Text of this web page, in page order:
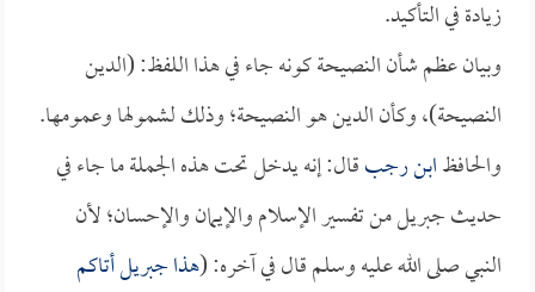
زيادة في التأكيد.
وبيان عظم شأن النصيحة كونه جاء في هذا اللفظ: (الدين
النصيحة)، وكأن الدين هو النصيحة؛ وذلك لشمولها وعمومها.
والحافظابن رجبقال: إنه يدخل تحت هذه الجملة ما جاء في
حديث جبريل من تفسير الإسلام والإيمان والإحسان؛ لأن
النبي صلى الله عليه وسلم قال في آخره: (هذا جبريل أتاكم